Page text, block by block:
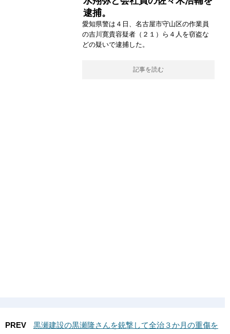
逮捕。
愛知県警は４日、名古屋市守山区の作業員
の吉川寛貴容疑者（２１）ら４人を窃盗な
どの疑いで逮捕した。
記事を読む
PREV
黒瀬建設の黒瀬隆さんを銃撃して全治３か月の重傷を